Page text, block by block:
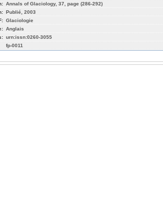
Annals of Glaciology, 37, page (286-292)
Publié, 2003
Glaciologie
Anglais
urn:issn:0260-3055
fp-0011